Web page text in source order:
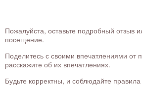
Пожалуйста, оставьте подробный отзыв
посещение.
Поделитесь с своими впечатлениями
расскажите об их впечатлениях.
Будьте корректны, и соблюдайте